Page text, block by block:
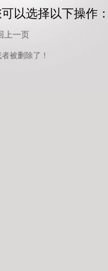
以选择以下操作
上一页
被删除了！